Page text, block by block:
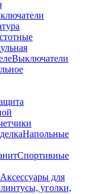
Выключатели
Напольные
Спортивные
Аксессуары для
уголки,